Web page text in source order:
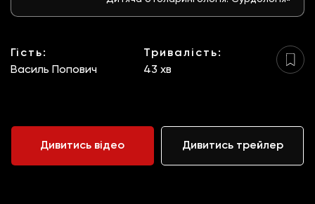
Дивитись відео Дивитись трейлер
Гість:
Василь Попович
Тривалість:
43 хв